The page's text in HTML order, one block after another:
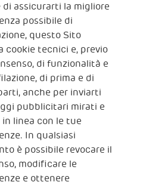
Safety Net
di assicurarti la migliore
possibile di
questo Sito
cookie tecnici e, previo
di funzionalità e
di prima e di
anche per inviarti
pubblicitari mirati e
in linea con le tue
In qualsiasi
è possibile revocare il
modificare le
e ottenere